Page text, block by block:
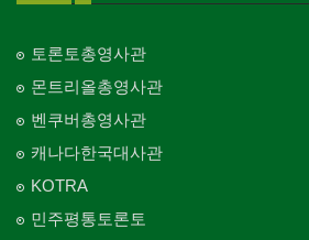
토론토총영사관
몬트리올총영사관
벤쿠버총영사관
캐나다한국대사관
KOTRA
민주평통토론토